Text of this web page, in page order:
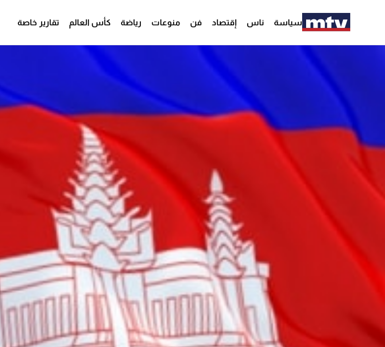
سياسة ناس إقتصاد فن منوعات رياضة كأس العالم تقارير خاصة